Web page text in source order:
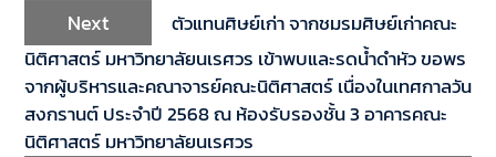
Next
ตัวแทนศิษย์เก่า จากชมรมศิษย์เก่าคณะ
นิติศาสตร์ มหาวิทยาลัยนเรศวร เข้าพบและรดน้ำดำหัว ขอพร
จากผู้บริหารและคณาจารย์คณะนิติศาสตร์ เนื่องในเทศกาลวัน
สงกรานต์ ประจำปี 2568 ณ ห้องรับรองชั้น 3 อาคารคณะ
นิติศาสตร์ มหาวิทยาลัยนเรศวร